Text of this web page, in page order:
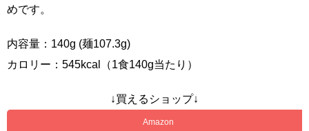
めです。
内容量：140g (麺107.3g)
カロリー：545kcal（1食140g当たり）
↓買えるショップ↓
Amazon